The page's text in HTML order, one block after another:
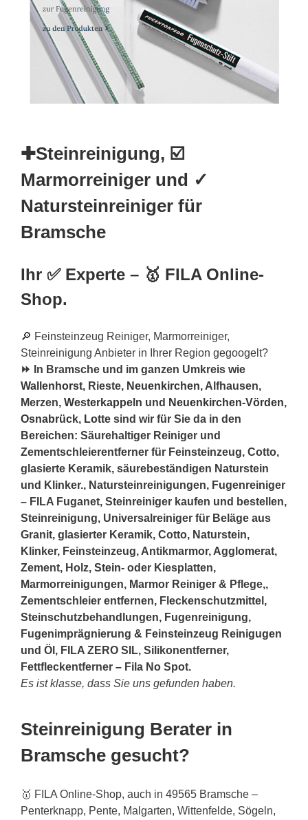
✚Steinreinigung, ☑️
Marmorreiniger und ✓
Natursteinreiniger für
Bramsche
Ihr ✅ Experte – 🥇 FILA Online-
Shop.
🔎 Feinsteinzeug Reiniger, Marmorreiniger,
Steinreinigung Anbieter in Ihrer Region gegoogelt?
⏩ In Bramsche und im ganzen Umkreis wie
Wallenhorst, Rieste, Neuenkirchen, Alfhausen,
Merzen, Westerkappeln und Neuenkirchen-Vörden,
Osnabrück, Lotte sind wir für Sie da in den
Bereichen: Säurehaltiger Reiniger und
Zementschleierentferner für Feinsteinzeug, Cotto,
glasierte Keramik, säurebeständigen Naturstein
und Klinker., Natursteinreinigungen, Fugenreiniger
– FILA Fuganet, Steinreiniger kaufen und bestellen,
Steinreinigung, Universalreiniger für Beläge aus
Granit, glasierter Keramik, Cotto, Naturstein,
Klinker, Feinsteinzeug, Antikmarmor, Agglomerat,
Zement, Holz, Stein- oder Kiesplatten,
Marmorreinigungen, Marmor Reiniger & Pflege,,
Zementschleier entfernen, Fleckenschutzmittel,
Steinschutzbehandlungen, Fugenreinigung,
Fugenimprägnierung & Feinsteinzeug Reinigugen
und Öl, FILA ZERO SIL, Silikonentferner,
Fettfleckentferner – Fila No Spot.
Es ist klasse, dass Sie uns gefunden haben.
Steinreinigung Berater in
Bramsche gesucht?
🥇 FILA Online-Shop, auch in 49565 Bramsche –
Penterknapp, Pente, Malgarten, Wittenfelde, Sögeln,